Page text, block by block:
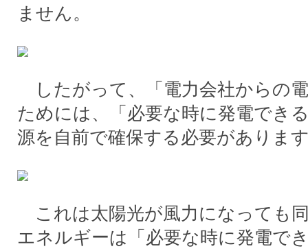
ません。
したがって、「電力会社からの
ためには、「必要な時に発電でき
源を自前で確保する必要がありま
これは太陽光が風力になっても
エネルギーは「必要な時に発電で